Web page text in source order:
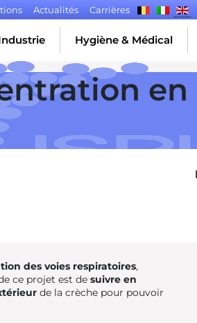
Actualités Carrières
Hygiène & Médical
des voies respiratoires,
ce projet est de suivre en
de la crèche pour pouvoir